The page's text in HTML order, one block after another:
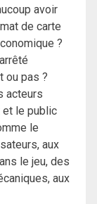
avoir
de carte
?
ou pas ?
acteurs
et le public
le
aux
le jeu, des
aux